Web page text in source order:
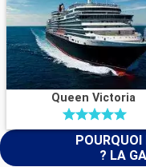
Queen Victoria
POURQUOI
? LA